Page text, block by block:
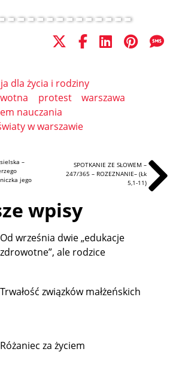
dla życia i rodziny
protest
warszawa
nauczania
w warszawie
–
jego
SPOTKANIE ZE SŁOWEM –
247/365 – ROZEZNANIE– (Łk
5,1-11)
wpisy
Od września dwie „edukacje
zdrowotne”, ale rodzice
Trwałość związków małżeńskich
Różaniec za życiem